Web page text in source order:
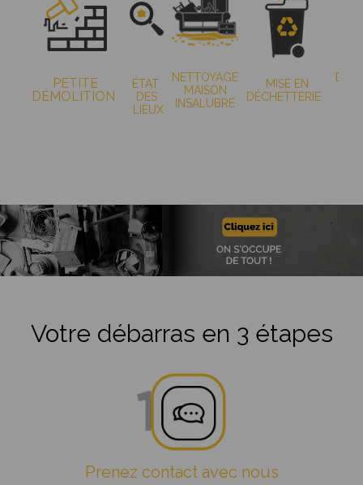
PETITE
DÉMOLITION
ÉTAT
DES
LIEUX
NETTOYAGE
MAISON
INSALUBRE
MISE EN
DÉCHETTERIE
Votre débarras en 3 étapes
Prenez contact avec nous